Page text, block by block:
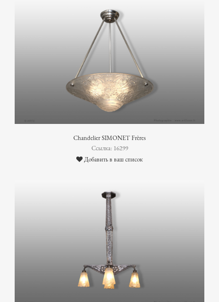
Chandelier SIMONET Frères
Ссылка: 16299
Добавить в ваш список